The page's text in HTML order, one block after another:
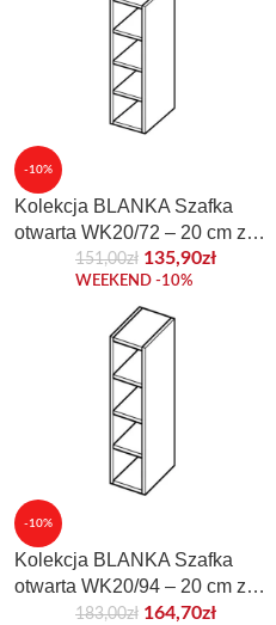
-10%
Kolekcja BLANKA Szafka
otwarta WK20/72 – 20 cm z
płyty korpusowej
151,00zł 135,90zł
WEEKEND -10%
-10%
Kolekcja BLANKA Szafka
otwarta WK20/94 – 20 cm z
płyty korpusowej
183,00zł 164,70zł